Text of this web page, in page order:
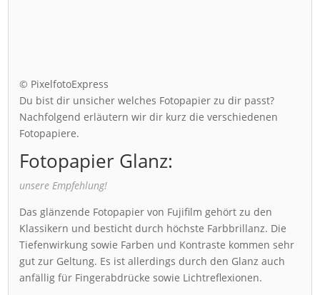
© PixelfotoExpress
Du bist dir unsicher welches Fotopapier zu dir passt?
Nachfolgend erläutern wir dir kurz die verschiedenen
Fotopapiere.
Fotopapier Glanz:
unsere Empfehlung!
Das glänzende Fotopapier von Fujifilm gehört zu den
Klassikern und besticht durch höchste Farbbrillanz. Die
Tiefenwirkung sowie Farben und Kontraste kommen sehr
gut zur Geltung. Es ist allerdings durch den Glanz auch
anfällig für Fingerabdrücke sowie Lichtreflexionen.